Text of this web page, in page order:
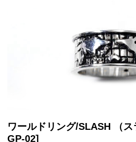
ワールドリング/SLASH （ス
GP-02]